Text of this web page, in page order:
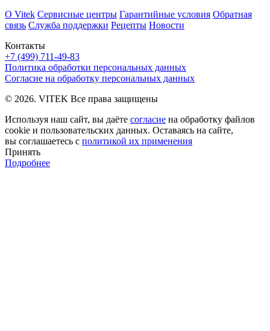
Контакты
+7 (499) 711-49-83
О Vitek Сервисные центры Гарантийные условия Обратная
связь Служба поддержки Рецепты Новости
Политика обработки персональных данных
Согласие на обработку персональных данных
© 2026. VITEK Все права защищены
Используя наш сайт, вы даёте согласие на обработку файлов
cookie и пользовательских данных. Оставаясь на сайте,
вы соглашаетесь с политикой их применения
Принять
Подробнее